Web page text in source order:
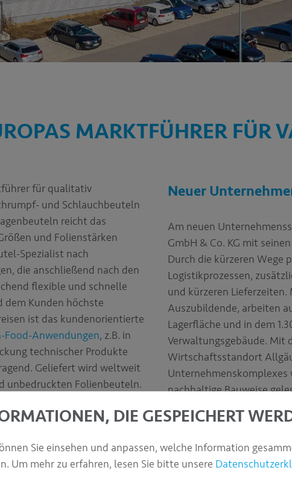
MARKTFÜHRER FÜR
für qualitativ
und Schlauchbeuteln
reicht das
und Folienstärken
Spezialist nach
die anschließend nach den
flexible und schnelle
dem Kunden höchste
ist das kundenorientierte
Food-Anwendungen, z.B. in
technischer Produkte
Geliefert wird weltweit
unbedruckten Folienbeuteln.
Schwesterunternehmen
her. Diese kommen
Neuer
Am neuen
GmbH & Co. KG mit
Durch die kürzeren Wege
Logistikprozessen,
und kürzeren
Auszubildende, arbeiten
Lagerfläche und in dem
Verwaltungsgebäude. Mit
Wirtschaftsstandort
nachhaltige Bauweise
Wärmerückgewinnung
der Standort die gesamte
DIE GESPEICHERT
Sie einsehen und anpassen, welche Information
Um mehr zu erfahren, lesen Sie bitte unsere